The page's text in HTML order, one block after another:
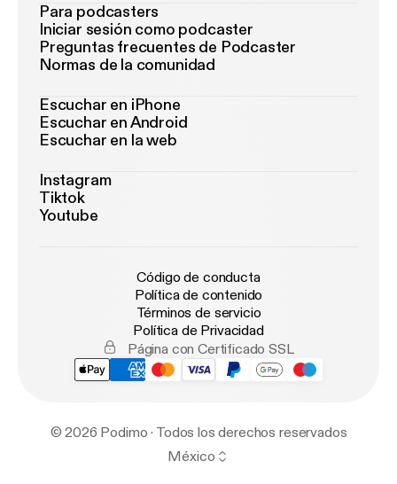
Para podcasters
Iniciar sesión como podcaster
Preguntas frecuentes de Podcaster
Normas de la comunidad
Escuchar en iPhone
Escuchar en Android
Escuchar en la web
Instagram
Tiktok
Youtube
Código de conducta
Política de contenido
Términos de servicio
Política de Privacidad
Página con Certificado SSL
© 2026 Podimo · Todos los derechos reservados
México